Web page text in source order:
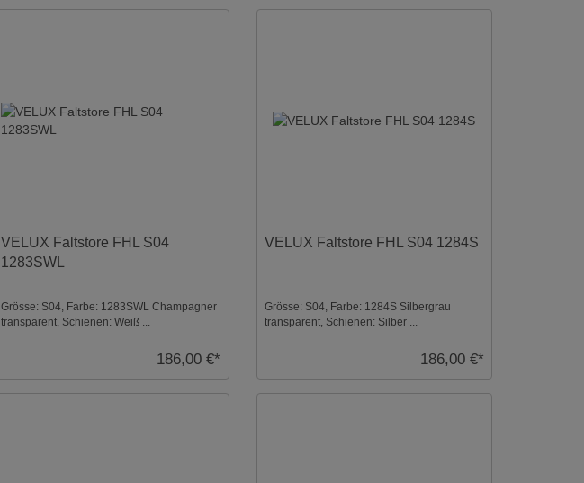
VELUX Faltstore FHL S04
1283SWL
Grösse: S04, Farbe: 1283SWL Champagner
transparent, Schienen: Weiß ...
186,00 €*
VELUX Faltstore FHL S04 1284S
Grösse: S04, Farbe: 1284S Silbergrau
transparent, Schienen: Silber ...
186,00 €*